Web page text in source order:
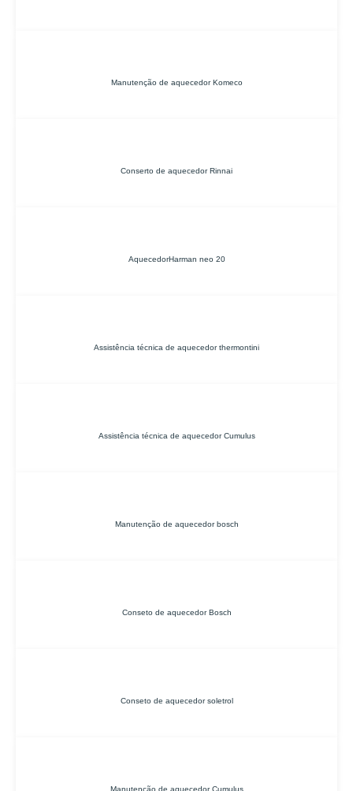
Manutenção de aquecedor Komeco
Conserto de aquecedor Rinnai
AquecedorHarman neo 20
Assistência técnica de aquecedor thermontini
Assistência técnica de aquecedor Cumulus
Manutenção de aquecedor bosch
Conseto de aquecedor Bosch
Conseto de aquecedor soletrol
Manutenção de aquecedor Cumulus